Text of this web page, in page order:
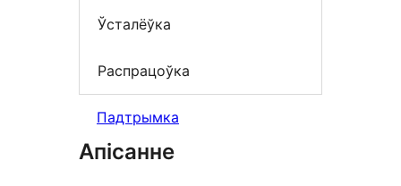
Ўсталёўка
Распрацоўка
Падтрымка
Апісанне